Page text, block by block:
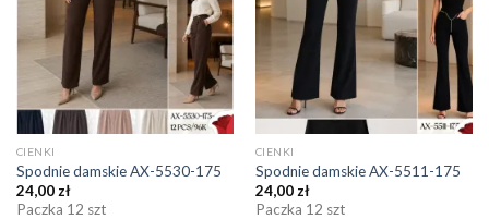
CIENKI
Spodnie damskie AX-5530-175
24,00 zł
Paczka 12 szt
CIENKI
Spodnie damskie AX-5511-175
24,00 zł
Paczka 12 szt